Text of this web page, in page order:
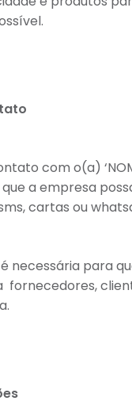
com o(a)
a empresa
cartas ou
necessária para
fornecedores,